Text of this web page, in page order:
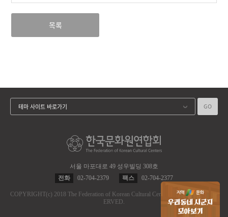
목록
서울 마포대로 49 성우빌딩 308호
전화
02-704-2379 팩스 02-704-2377
COPYRIGHT(c) 2018 The Federation of Korean Cultural Centers.
ALL RIGHT RES
ERVED.
테마 사이트 바로가기 GO